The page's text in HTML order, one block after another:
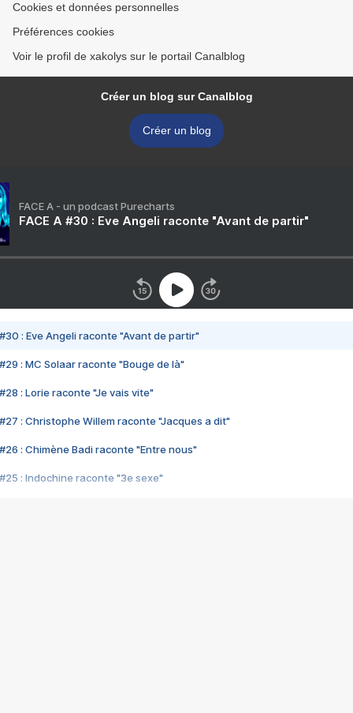
Cookies et données personnelles
Préférences cookies
Voir le profil de xakolys sur le portail Canalblog
Créer un blog sur Canalblog
Créer un blog
FACE A - un podcast Purecharts
FACE A #30 : Eve Angeli raconte "Avant de partir"
#30 : Eve Angeli raconte "Avant de partir"
#29 : MC Solaar raconte "Bouge de là"
#28 : Lorie raconte "Je vais vite"
#27 : Christophe Willem raconte "Jacques a dit"
#26 : Chimène Badi raconte "Entre nous"
#25 : Indochine raconte "3e sexe"